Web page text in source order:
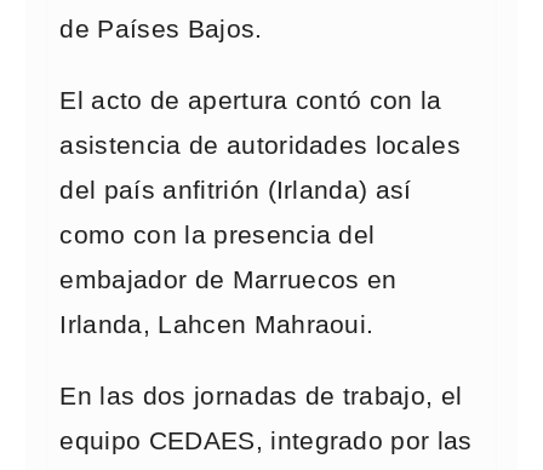
de Países Bajos.
El acto de apertura contó con la
asistencia de autoridades locales
del país anfitrión (Irlanda) así
como con la presencia del
embajador de Marruecos en
Irlanda, Lahcen Mahraoui.
En las dos jornadas de trabajo, el
equipo CEDAES, integrado por las